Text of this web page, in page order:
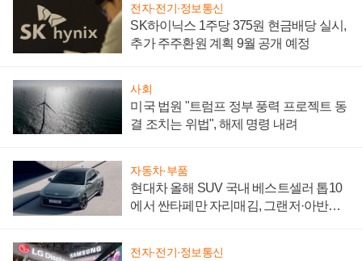
전자·전기·정보통신
SK하이닉스 1주당 375원 현금배당 실시,
추가 주주환원 계획 9월 공개 예정
사회
미국 법원 "트럼프 정부 풍력 프로젝트 동
결 조치는 위법", 해제 명령 내려
자동차·부품
현대차 올해 SUV 국내 베스트셀러 톱10
에서 싼타페만 자리매김, 그랜저·아반떼
전자·전기·정보통신